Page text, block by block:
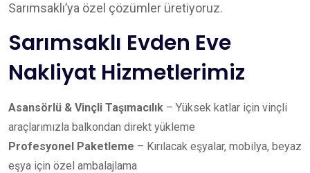
Sarımsaklı’ya özel çözümler üretiyoruz.
Sarımsaklı Evden Eve
Nakliyat Hizmetlerimiz
Asansörlü & Vinçli Taşımacılık – Yüksek katlar için vinçli
araçlarımızla balkondan direkt yükleme
Profesyonel Paketleme – Kırılacak eşyalar, mobilya, beyaz
eşya için özel ambalajlama